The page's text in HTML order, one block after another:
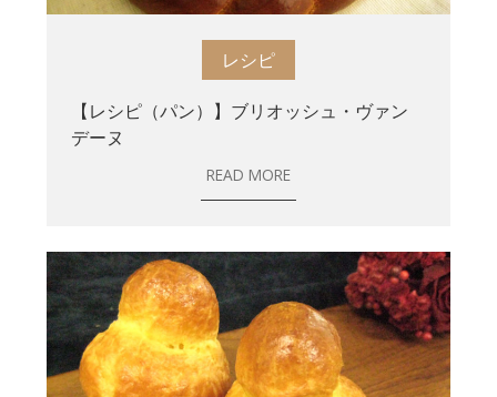
レシピ
【レシピ（パン）】ブリオッシュ・ヴァン
デーヌ
READ MORE